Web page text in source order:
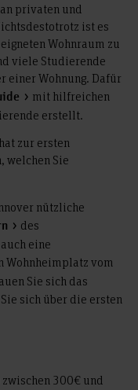
privaten und
ist es
Wohnraum zu
viele Studierende
einer Wohnung. Dafür
mit hilfreichen
erstellt.
zur ersten
welchen Sie
nützliche
des
eine
Wohnheimplatz vom
Sie sich das
sich über die ersten
300€ und